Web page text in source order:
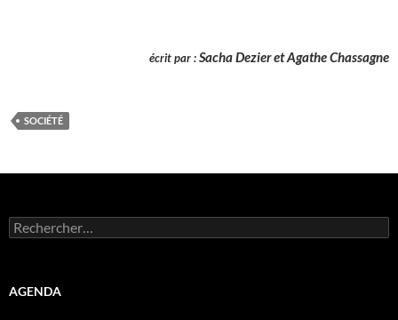
écrit par :Sacha Dezieret Agathe Chassagne
SOCIÉTÉ
Rechercher :
AGENDA